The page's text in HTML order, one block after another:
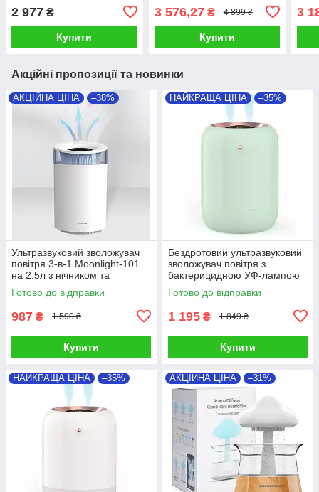
2 977 ₴
Купити
3 576,27₴ 4 899 ₴
Купити
3
Акційні пропозиції та новинки
АКЦІЙНА ЦІНА –38%
Ультразвуковий зволожувач
повітря 3-в-1 Moonlight-101
на 2.5л з нічником та
аромаслотом
Готово до відправки
987 ₴ 1 590 ₴
Купити
НАЙКРАЩА ЦІНА –35%
Бездротовий ультразвуковий
зволожувач повітря з
бактерицидною УФ-лампою
Alto-101
Готово до відправки
1 195 ₴ 1 849 ₴
Купити
НАЙКРАЩА ЦІНА –35% АКЦІЙНА ЦІНА –31%